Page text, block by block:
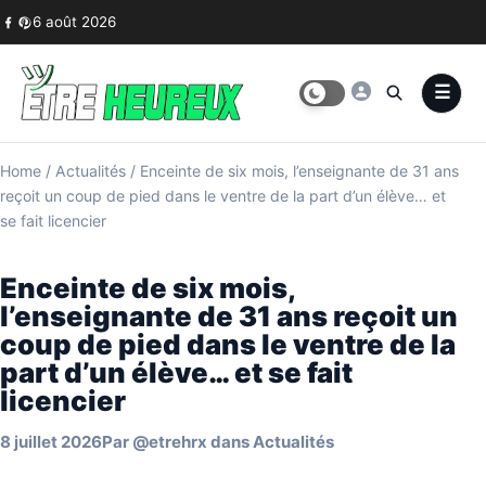
Skip to content
6 août 2026
Home / Actualités / Enceinte de six mois, l’enseignante de 31 ans
reçoit un coup de pied dans le ventre de la part d’un élève… et
se fait licencier
Enceinte de six mois,
l’enseignante de 31 ans reçoit un
coup de pied dans le ventre de la
part d’un élève… et se fait
licencier
8 juillet 2026Par @etrehrx dansActualités